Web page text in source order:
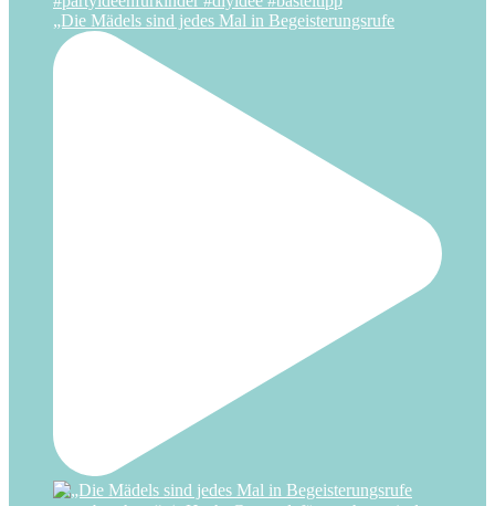
Mitgebsel
„Die Mädels sind jedes Mal in Begeisterungsrufe